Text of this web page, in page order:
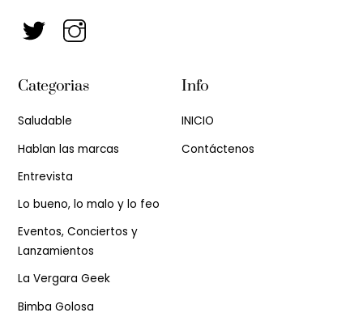
Categorias
Saludable
Hablan las marcas
Entrevista
Lo bueno, lo malo y lo feo
Eventos, Conciertos y
Lanzamientos
La Vergara Geek
Bimba Golosa
Info
INICIO
Contáctenos